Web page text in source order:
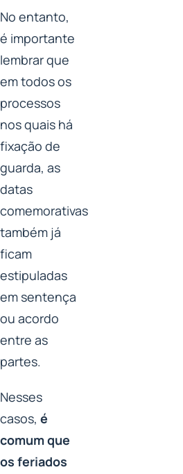
No entanto,
é importante
lembrar que
em todos os
processos
nos quais há
fixação de
guarda, as
datas
comemorativas
também já
ficam
estipuladas
em sentença
ou acordo
entre as
partes.
Nesses
casos, é
comum que
os feriados